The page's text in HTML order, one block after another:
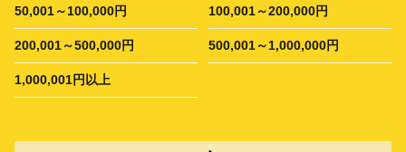
50,001～100,000円 100,001～200,000円
200,001～500,000円 500,001～1,000,000円
1,000,001円以上